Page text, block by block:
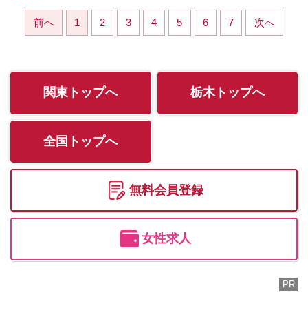
前へ 1 2 3 4 5 6 7 次へ
関東トップへ 栃木トップへ
全国トップへ
無料会員登録
女性求人